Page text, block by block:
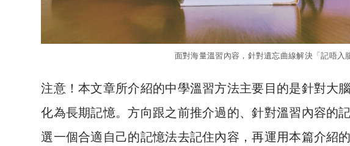
面對海量溫習內容，針對遺忘曲線解決「記唔入
注意！本文章所介紹的中學溫習方法主要目的是針對大
化為長期記憶。方向跟之前推介過的、針對溫習內容的
選一個合適自己的記憶法去記住內容，再運用本篇介紹